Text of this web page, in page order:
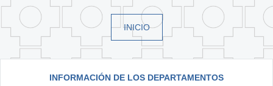
INICIO
INFORMACIÓN DE LOS DEPARTAMENTOS